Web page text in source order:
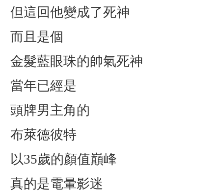
但這回他變成了死神
而且是個
金髮藍眼珠的帥氣死神
當年已經是
頭牌男主角的
布萊德彼特
以35歲的顏值巔峰
真的是電暈影迷